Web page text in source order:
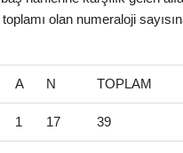
toplamı olan numeraloji
A N TOPLAM
1 17 39